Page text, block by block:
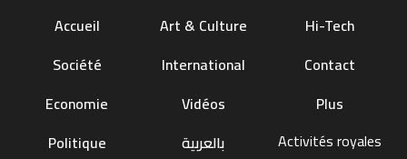
Accueil
Société
Economie
Politique
Art & Culture
International
Vidéos
بالعربية
Hi-Tech
Contact
Plus
Activités royales